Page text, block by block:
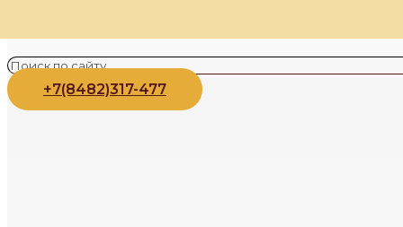
+7(8482)317-477